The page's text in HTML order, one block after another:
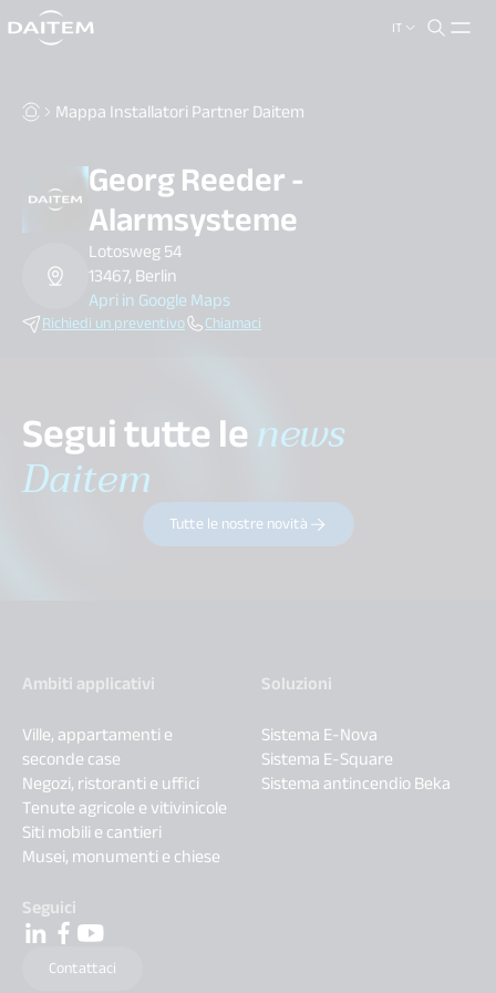
IT
search.label
Mappa Installatori Partner Daitem
Georg Reeder -
Alarmsysteme
Lotosweg 54
13467, Berlin
Apri in Google Maps
Richiedi un preventivo Chiamaci
Segui tutte lenews
Daitem
Tutte le nostre novità
Ambiti applicativi
Ville, appartamenti e
seconde case
Negozi, ristoranti e uffici
Tenute agricole e vitivinicole
Siti mobili e cantieri
Musei, monumenti e chiese
Soluzioni
Sistema E-Nova
Sistema E-Square
Sistema antincendio Beka
Seguici
Contattaci